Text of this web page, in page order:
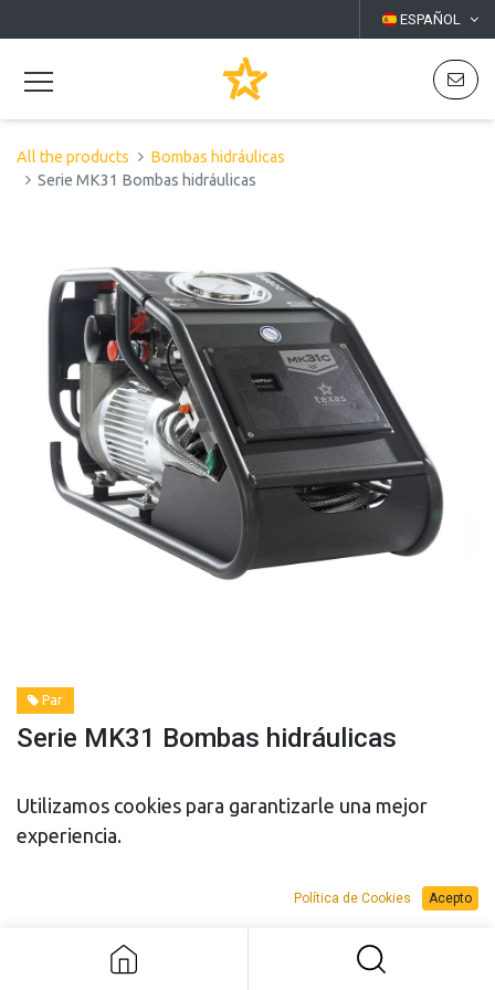
ESPAÑOL
All the products
Bombas hidráulicas
Serie MK31 Bombas hidráulicas
Par
Serie MK31 Bombas hidráulicas
Modelo
Utilizamos cookies para garantizarle una mejor
experiencia.
Política de Cookies Acepto